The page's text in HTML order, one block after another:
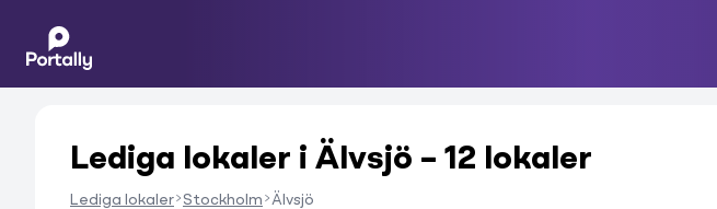
Lediga lokaler i Älvsjö – 12 lokaler
Lediga lokaler Stockholm Älvsjö